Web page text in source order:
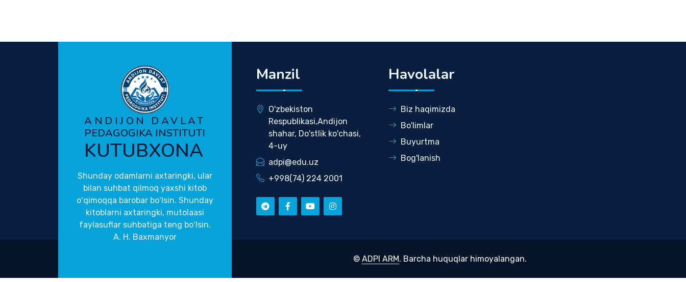
ANDIJON DAVLAT
PEDAGOGIKA INSTITUTI
KUTUBXONA
Shunday odamlarni axtaringki, ular
bilan suhbat qilmoq yaxshi kitob
oʻqimoqqa barobar boʻlsin. Shunday
kitoblarni axtaringki, mutolaasi
faylasuflar suhbatiga teng boʻlsin.
A. H. Baxmanyor
Manzil
O'zbekiston
Respublikasi,Andijon
shahar, Do'stlik ko'chasi,
4-uy
adpi@edu.uz
+998(74) 224 2001
Havolalar
Biz haqimizda
Bo'limlar
Buyurtma
Bog'lanish
© ADPI ARM. Barcha huquqlar himoyalangan.